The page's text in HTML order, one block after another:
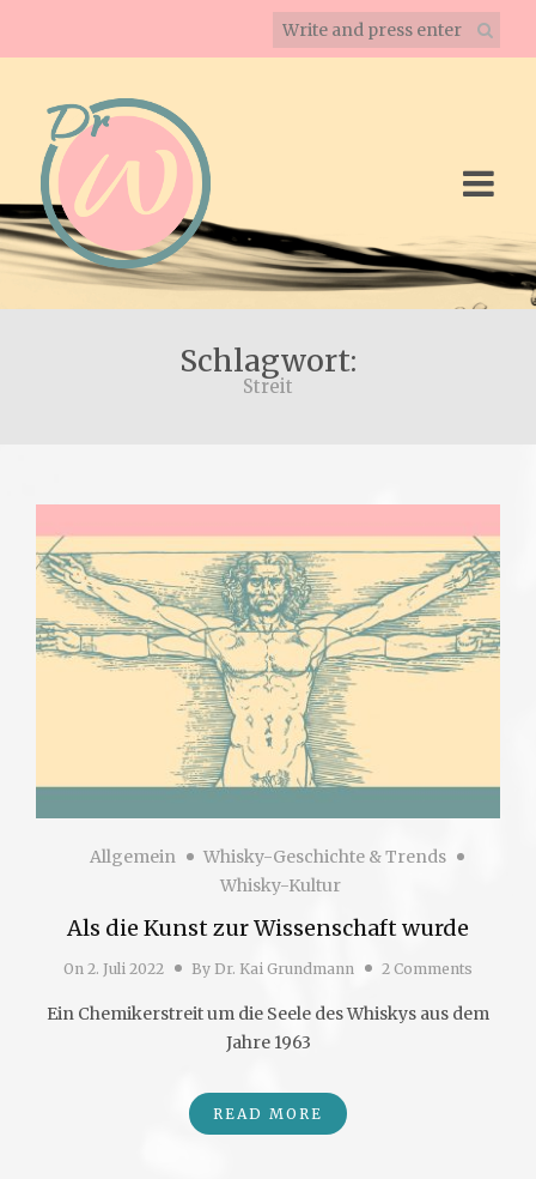
Schlagwort:
Streit
Allgemein
Whisky-Geschichte & Trends
Whisky-Kultur
Als die Kunst zur Wissenschaft wurde
On 2. Juli 2022 By Dr. Kai Grundmann 2 Comments
Ein Chemikerstreit um die Seele des Whiskys aus dem
Jahre 1963
READ MORE